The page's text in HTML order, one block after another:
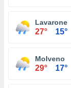
Lavarone
27° 15°
Molveno
29° 17°